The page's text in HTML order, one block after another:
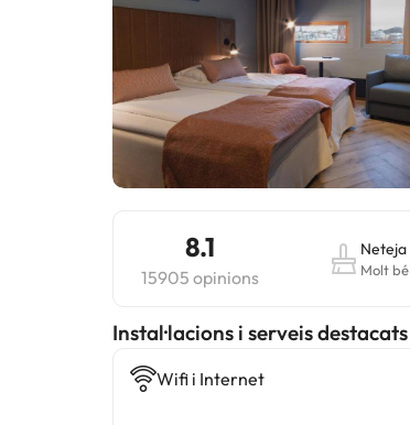
8.1
15905 opinions
Neteja
Molt bé
Instal·lacions i serveis destacats
Wifi i Internet